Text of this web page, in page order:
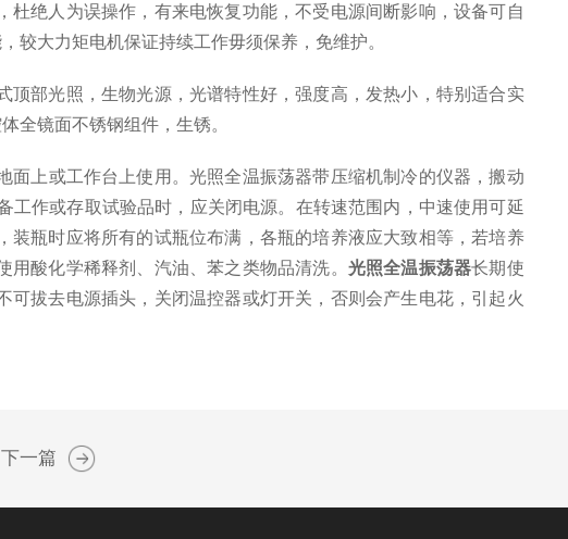
绝人为误操作，有来电恢复功能，不受电源间断影响，设备可自
较大力矩电机保证持续工作毋须保养，免维护。
部光照，生物光源，光谱特性好，强度高，发热小，特别适合实
全镜面不锈钢组件，生锈。
上或工作台上使用。光照全温振荡器带压缩机制冷的仪器，搬动
作或存取试验品时，应关闭电源。在转速范围内，中速使用可延
瓶时应将所有的试瓶位布满，各瓶的培养液应大致相等，若培养
酸化学稀释剂、汽油、苯之类物品清洗。 光照全温振荡器长期使
拔去电源插头，关闭温控器或灯开关，否则会产生电花，引起火
下一篇